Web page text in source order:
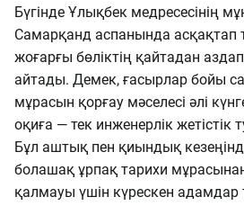
Бүгінде Ұлықбек медресесінің
Самарқанд аспанында асқақтап
жоғарғы бөліктің қайтадан
айтады. Демек, ғасырлар бойы
мұрасын қорғау мәселесі әлі
оқиға — тек инженерлік жетістік
Бұл аштық пен қиындық
болашақ ұрпақ тарихи
қалмауы үшін күрескен адамдар